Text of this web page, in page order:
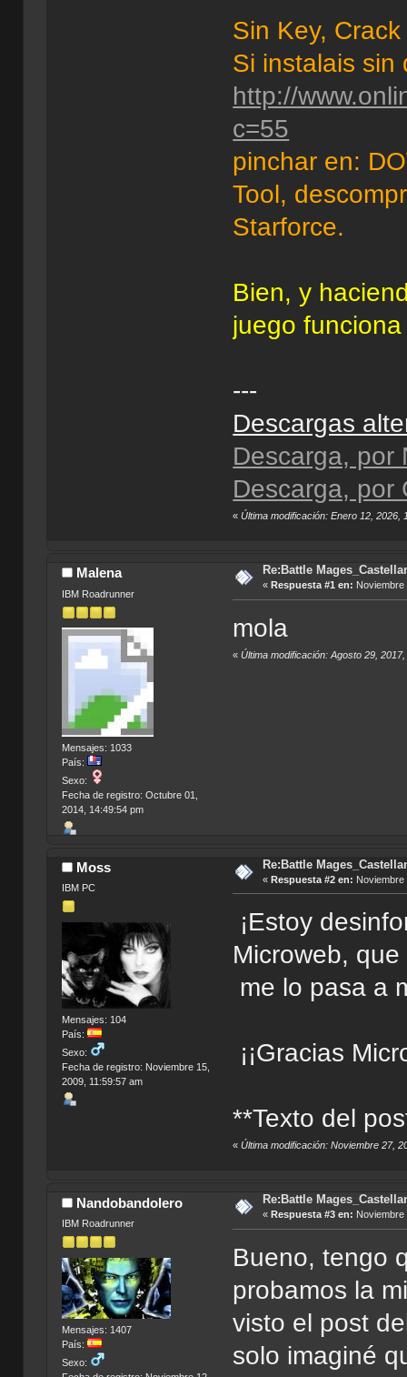
Sin Key,
Si instalais sin
http://
c=55
pinchar en:
Tool,
Starforce.
Bien, y
juego
---
Descargas
Descarga, por
Descarga, por
«Última modificación: Enero 12, 2026,
Malena
IBM Roadrunner
Mensajes: 1033
País:
Sexo:
Fecha de registro: Octubre 01,
2014, 14:49:54 pm
Re:Battle
« Respuesta #1 en: Noviembre
mola
«Última modificación: Agosto 29,
Moss
IBM PC
Mensajes: 104
País:
Sexo:
Fecha de registro: Noviembre 15,
2009, 11:59:57 am
Re:Battle
« Respuesta #2 en: Noviembre
¡Estoy
Microweb,
me lo pasa a
¡¡Gracias
**Texto del
«Última modificación: Noviembre 27,
Nandobandolero
IBM Roadrunner
Mensajes: 1407
País:
Sexo:
Re:Battle
« Respuesta #3 en: Noviembre
Bueno, tengo
probamos la
visto el post
solo imaginé